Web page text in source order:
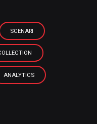
SCENARI
ANALYTICS